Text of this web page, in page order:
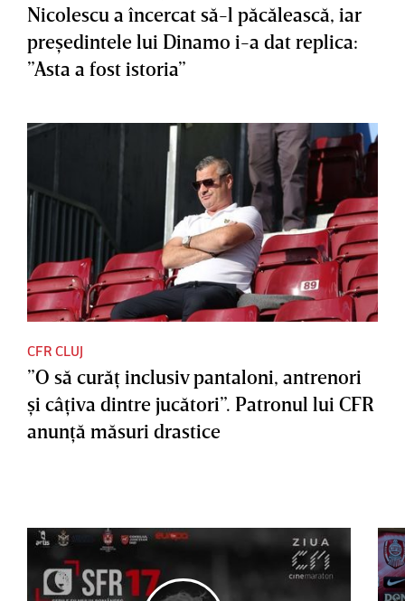
Nicolescu a încercat să-l păcălească, iar
preşedintele lui Dinamo i-a dat replica:
”Asta a fost istoria”
CFR CLUJ
”O să curăţ inclusiv pantaloni, antrenori
şi câţiva dintre jucători”. Patronul lui CFR
anunţă măsuri drastice